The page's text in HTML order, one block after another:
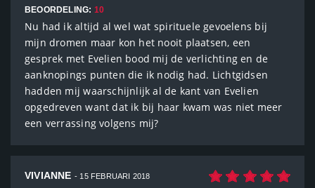
BEOORDELING: 10
Nu had ik altijd al wel wat spirituele gevoelens bij
mijn dromen maar kon het nooit plaatsen, een
gesprek met Evelien bood mij de verlichting en de
aanknopings punten die ik nodig had. Lichtgidsen
hadden mij waarschijnlijk al de kant van Evelien
opgedreven want dat ik bij haar kwam was niet meer
een verrassing volgens mij?
VIVIANNE - 15 FEBRUARI 2018